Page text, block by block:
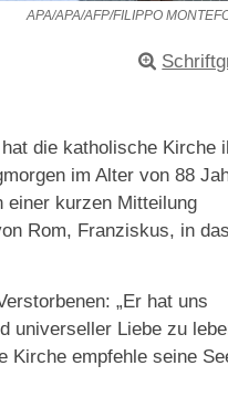
APA/APA/AFP/FILIPPO
die katholische Kirche
im Alter von 88
einer kurzen Mitteilung
Rom, Franziskus, in das
„Er hat uns
universeller Liebe zu
Kirche empfehle seine